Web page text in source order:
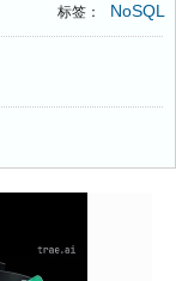
标签： NoSQL